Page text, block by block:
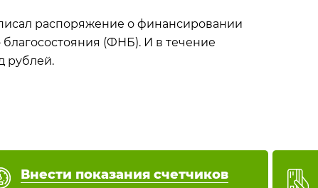
распоряжение о финансировании
(ФНБ). И в течение
рублей.
Внести показания счетчиков